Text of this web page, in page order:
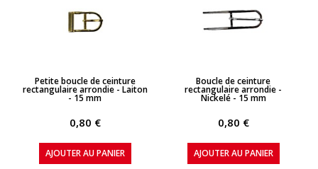
APERÇU RAPIDE
Petite boucle de ceinture
rectangulaire arrondie - Laiton
- 15 mm
0,80 €
AJOUTER AU PANIER
APERÇU RAPIDE
Boucle de ceinture
rectangulaire arrondie -
Nickelé - 15 mm
0,80 €
AJOUTER AU PANIER